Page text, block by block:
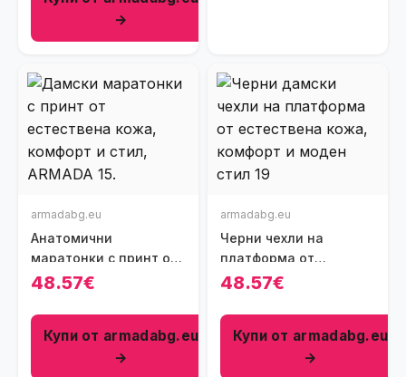
→
armadabg.eu
Анатомични
маратонки с принт от
естествена кожа
48.57€
Купи от armadabg.eu
→
armadabg.eu
Черни чехли на
платформа от
естествена кожа
48.57€
Купи от armadabg.eu
→